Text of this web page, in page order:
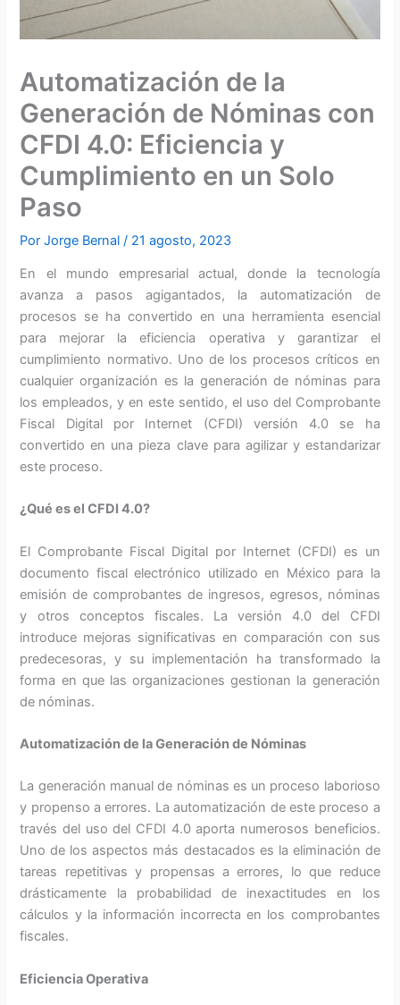
Automatización de la
Generación de Nóminas con
CFDI 4.0: Eficiencia y
Cumplimiento en un Solo
Paso
PorJorge Bernal / 21 agosto, 2023
En el mundo empresarial actual, donde la tecnología
avanza a pasos agigantados, la automatización de
procesos se ha convertido en una herramienta esencial
para mejorar la eficiencia operativa y garantizar el
cumplimiento normativo. Uno de los procesos críticos en
cualquier organización es la generación de nóminas para
los empleados, y en este sentido, el uso del Comprobante
Fiscal Digital por Internet (CFDI) versión 4.0 se ha
convertido en una pieza clave para agilizar y estandarizar
este proceso.
¿Qué es el CFDI 4.0?
El Comprobante Fiscal Digital por Internet (CFDI) es un
documento fiscal electrónico utilizado en México para la
emisión de comprobantes de ingresos, egresos, nóminas
y otros conceptos fiscales. La versión 4.0 del CFDI
introduce mejoras significativas en comparación con sus
predecesoras, y su implementación ha transformado la
forma en que las organizaciones gestionan la generación
de nóminas.
Automatización de la Generación de Nóminas
La generación manual de nóminas es un proceso laborioso
y propenso a errores. La automatización de este proceso a
través del uso del CFDI 4.0 aporta numerosos beneficios.
Uno de los aspectos más destacados es la eliminación de
tareas repetitivas y propensas a errores, lo que reduce
drásticamente la probabilidad de inexactitudes en los
cálculos y la información incorrecta en los comprobantes
fiscales.
Eficiencia Operativa